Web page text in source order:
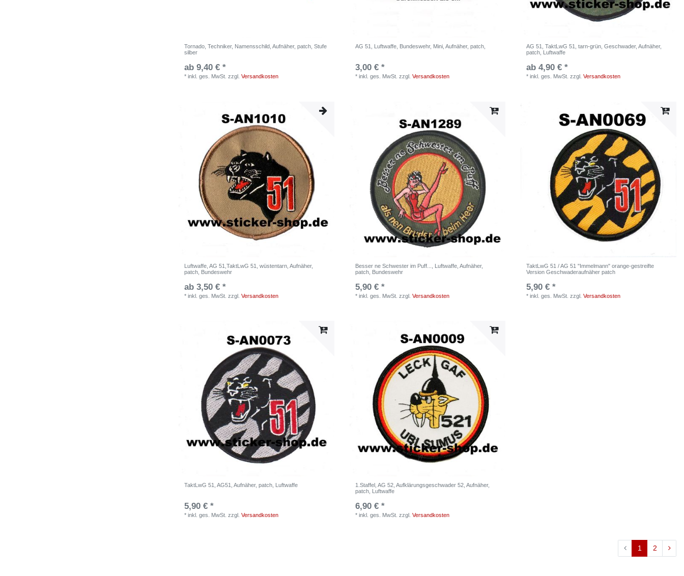
Tornado, Techniker, Namensschild, Aufnäher, patch, Stufe
silber
ab 9,40 € *
*inkl. ges. MwSt. zzgl.Versandkosten
AG 51, Luftwaffe, Bundeswehr, Mini, Aufnäher, patch,
3,00 € *
*inkl. ges. MwSt. zzgl.Versandkosten
AG 51, TaktLwG 51, tarn-grün, Geschwader, Aufnäher,
patch, Luftwaffe
ab 4,90 € *
*inkl. ges. MwSt. zzgl.Versandkosten
Luftwaffe, AG 51,TaktLwG 51, wüstentarn, Aufnäher,
patch, Bundeswehr
ab 3,50 € *
*inkl. ges. MwSt. zzgl.Versandkosten
Besser ne Schwester im Puff..., Luftwaffe, Aufnäher,
patch, Bundeswehr
5,90 € *
*inkl. ges. MwSt. zzgl.Versandkosten
TaktLwG 51 / AG 51 "Immelmann" orange-gestreifte
Version Geschwaderaufnäher patch
5,90 € *
*inkl. ges. MwSt. zzgl.Versandkosten
TaktLwG 51, AG51, Aufnäher, patch, Luftwaffe
5,90 € *
*inkl. ges. MwSt. zzgl.Versandkosten
1.Staffel, AG 52, Aufklärungsgeschwader 52, Aufnäher,
patch, Luftwaffe
6,90 € *
*inkl. ges. MwSt. zzgl.Versandkosten
1 2